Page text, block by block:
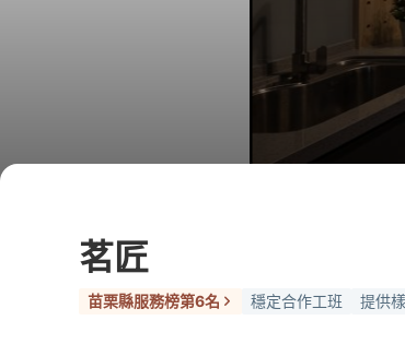
茗匠
苗栗縣服務榜第6名 穩定合作工班 提供